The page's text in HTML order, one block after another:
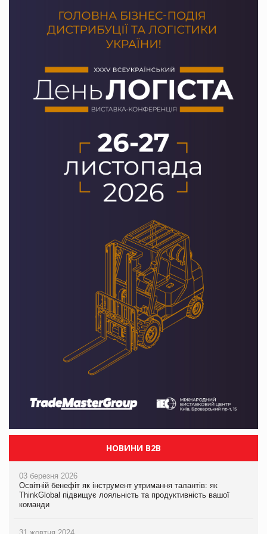
НОВИНИ B2B
03 березня 2026
Освітній бенефіт як інструмент утримання талантів: як
ThinkGlobal підвищує лояльність та продуктивність вашої
команди